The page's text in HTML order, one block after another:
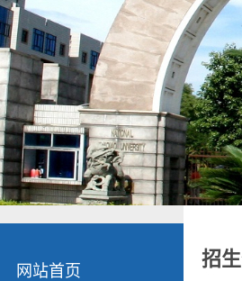
网站首页
招